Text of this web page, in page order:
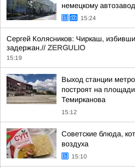
немецкому
15:24
Сергей Колясников: Чиркаш,
задержан.// ZERGULIO
15:19
Выход станции
построят на
Темирканова
15:12
Советские блюда,
воздуха
15:10